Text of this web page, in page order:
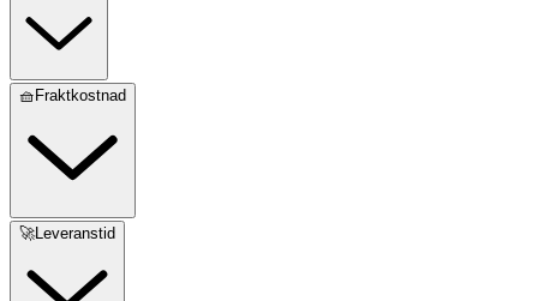
🧺Fraktkostnad
🚀Leveranstid